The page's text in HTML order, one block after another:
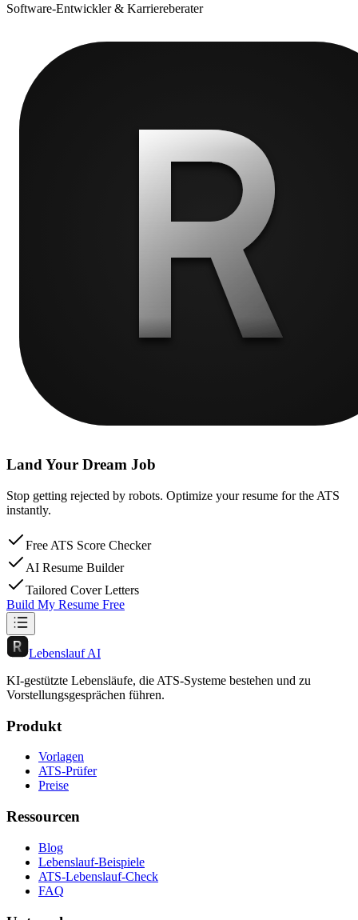
Software-Entwickler & Karriereberater
Land Your Dream Job
Stop getting rejected by robots. Optimize your resume for the ATS
instantly.
Free ATS Score Checker
AI Resume Builder
Tailored Cover Letters
Build My Resume Free
Lebenslauf AI
KI-gestützte Lebensläufe, die ATS-Systeme bestehen und zu
Vorstellungsgesprächen führen.
Produkt
Vorlagen
ATS-Prüfer
Preise
Ressourcen
Blog
Lebenslauf-Beispiele
ATS-Lebenslauf-Check
FAQ